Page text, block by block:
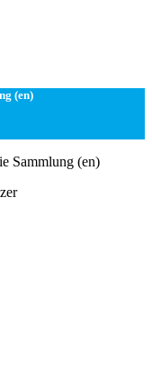
(en)
Sammlung (en)